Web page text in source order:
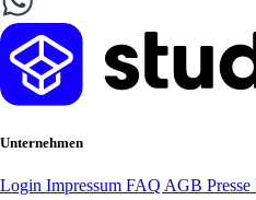
Unternehmen
Login Impressum FAQ AGB Presse